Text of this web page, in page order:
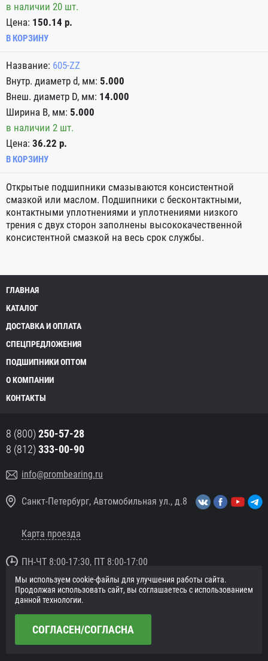
в наличии 20 шт.
Цена: 150.14 р.
В КОРЗИНУ
605-ZZ
5.000
14.000
5.000
в наличии 2 шт.
Цена: 36.22 р.
В КОРЗИНУ
Открытые подшипники смазываются консистентной
смазкой или маслом. Подшипники с бecконтактными,
контактными уплотнениями и уплотнениями низкого
трения с двух сторон заполнены высококачественной
консистентной смазкой на весь срок службы.
ГЛАВНАЯ
КАТАЛОГ
ДОСТАВКА И ОПЛАТА
СПЕЦПРЕДЛОЖЕНИЯ
ПОДШИПНИКИ ОПТОМ
О КОМПАНИИ
КОНТАКТЫ
8 (800) 250-57-28
8 (812) 333-00-90
info@prombearing.ru
Санкт-Петербург, Автомобильная ул., д.8
Карта проезда
ПН-ЧТ 8:00-17:30, ПТ 8:00-17:00
© 2016 «PromBearing.ru»
Подшипники оптом и в розницу.
Сайт разработан в
Мы используем cookie-файлы для улучшения работы сайта.
Продолжая использовать сайт, вы соглашаетесь с использованием
данной технологии.
СОГЛАСЕН/СОГЛАСНА